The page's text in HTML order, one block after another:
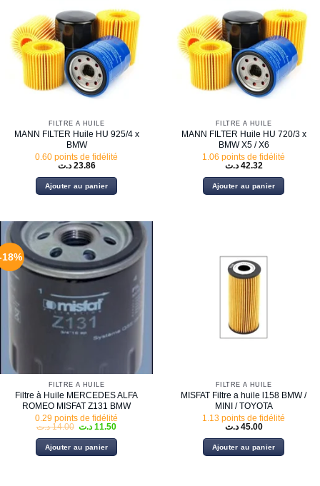
FILTRE À HUILE
MANN FILTER Huile HU 925/4 x
BMW
0.60 points de fidélité
23.86 د.ت
Ajouter au panier
FILTRE À HUILE
MANN FILTER Huile HU 720/3 x
BMW X5 / X6
1.06 points de fidélité
42.32 د.ت
Ajouter au panier
FILTRE À HUILE
Filtre à Huile MERCEDES ALFA
ROMEO MISFAT Z131 BMW
0.29 points de fidélité
14.00 د.ت
Le
initial
était :
11.50 د.ت
Le
actuel
est :
Ajouter au panier
FILTRE À HUILE
MISFAT Filtre a huile l158 BMW /
MINI / TOYOTA
1.13 points de fidélité
45.00 د.ت
Ajouter au panier